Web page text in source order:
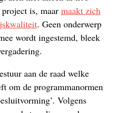
is, maar maakt zich
. Geen onderwerp
wordt ingestemd, bleek
aan de raad welke
om de programmanormen
Volgens